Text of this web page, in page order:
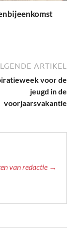
ARTIKEL
voor de
jeugd in de
voorjaarsvakantie
van redactie →